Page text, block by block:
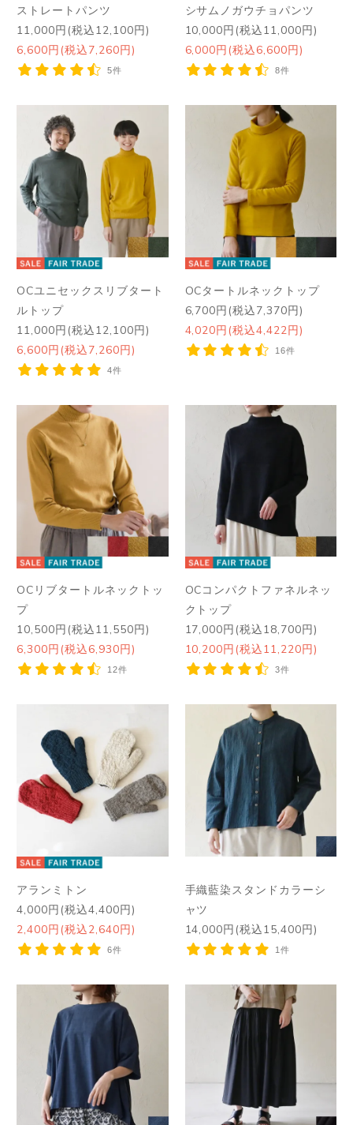
ストレートパンツ
11,000円(税込12,100円)
6,600円(税込7,260円)
5件
シサムノガウチョパンツ
10,000円(税込11,000円)
6,000円(税込6,600円)
8件
OCユニセックスリブタート
ルトップ
11,000円(税込12,100円)
6,600円(税込7,260円)
4件
OCタートルネックトップ
6,700円(税込7,370円)
4,020円(税込4,422円)
16件
OCリブタートルネックトッ
プ
10,500円(税込11,550円)
6,300円(税込6,930円)
12件
OCコンパクトファネルネッ
クトップ
17,000円(税込18,700円)
10,200円(税込11,220円)
3件
アランミトン
4,000円(税込4,400円)
2,400円(税込2,640円)
6件
手織藍染スタンドカラーシ
ャツ
14,000円(税込15,400円)
1件